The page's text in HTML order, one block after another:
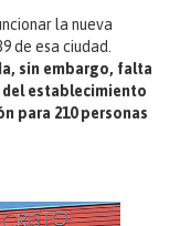
la nueva
de esa ciudad.
sin embargo, falta
establecimiento
para 210 personas